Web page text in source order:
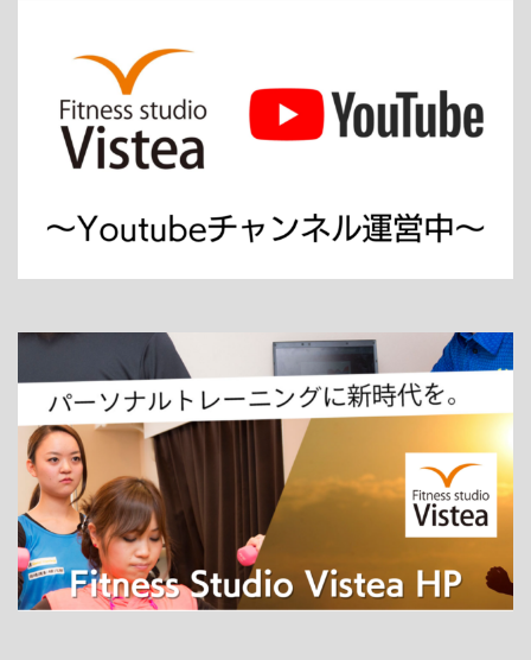
ホーム
パーソナルトレーニング
ダイエット